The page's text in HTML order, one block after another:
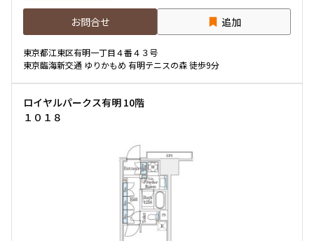
お問合せ 追加
東京都江東区有明一丁目４番４３号
東京臨海新交通 ゆりかもめ 有明テニスの森 徒歩9分
ロイヤルパークス有明 10階
１０１８